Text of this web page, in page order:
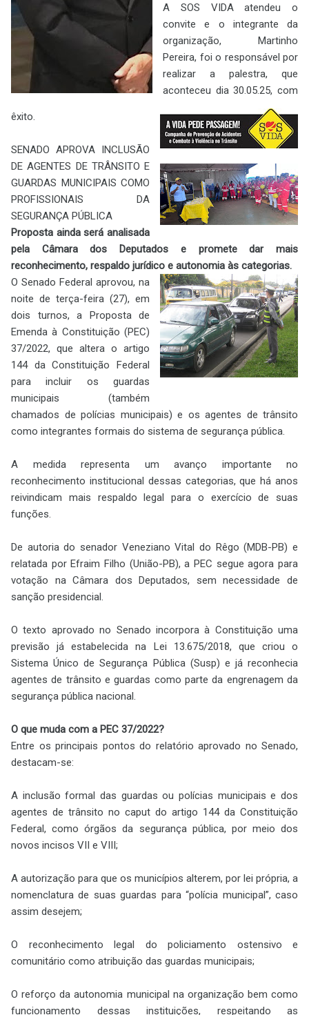
A SOS VIDA atendeu o
convite e o integrante da
organização, Martinho
Pereira, foi o responsável por
realizar a palestra, que
aconteceu dia 30.05.25, com
êxito.
SENADO APROVA INCLUSÃO
DE AGENTES DE TRÂNSITO E
GUARDAS MUNICIPAIS COMO
PROFISSIONAIS DA
SEGURANÇA PÚBLICA
Proposta ainda será analisada
pela Câmara dos Deputados e promete dar mais
reconhecimento, respaldo jurídico e autonomia às categorias.
O Senado Federal aprovou, na
noite de terça-feira (27), em
dois turnos, a Proposta de
Emenda à Constituição (PEC)
37/2022, que altera o artigo
144 da Constituição Federal
para incluir os guardas
municipais (também
chamados de polícias municipais) e os agentes de trânsito
como integrantes formais do sistema de segurança pública.
A medida representa um avanço importante no
reconhecimento institucional dessas categorias, que há anos
reivindicam mais respaldo legal para o exercício de suas
funções.
De autoria do senador Veneziano Vital do Rêgo (MDB-PB) e
relatada por Efraim Filho (União-PB), a PEC segue agora para
votação na Câmara dos Deputados, sem necessidade de
sanção presidencial.
O texto aprovado no Senado incorpora à Constituição uma
previsão já estabelecida na Lei 13.675/2018, que criou o
Sistema Único de Segurança Pública (Susp) e já reconhecia
agentes de trânsito e guardas como parte da engrenagem da
segurança pública nacional.
O que muda com a PEC 37/2022?
Entre os principais pontos do relatório aprovado no Senado,
destacam-se:
A inclusão formal das guardas ou polícias municipais e dos
agentes de trânsito no caput do artigo 144 da Constituição
Federal, como órgãos da segurança pública, por meio dos
novos incisos VII e VIII;
A autorização para que os municípios alterem, por lei própria, a
nomenclatura de suas guardas para “polícia municipal”, caso
assim desejem;
O reconhecimento legal do policiamento ostensivo e
comunitário como atribuição das guardas municipais;
O reforço da autonomia municipal na organização bem como
funcionamento dessas instituições, respeitando as